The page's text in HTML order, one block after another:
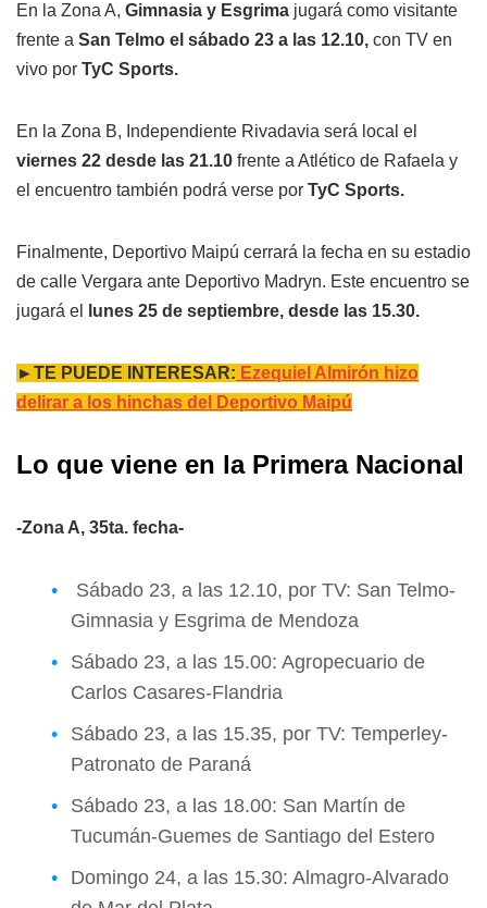
En la Zona A, Gimnasia y Esgrima jugará como visitante
frente a San Telmo el sábado 23 a las 12.10, con TV en
vivo por TyC Sports.
En la Zona B, Independiente Rivadavia será local el
viernes 22 desde las 21.10 frente a Atlético de Rafaela y
el encuentro también podrá verse por TyC Sports.
Finalmente, Deportivo Maipú cerrará la fecha en su estadio
de calle Vergara ante Deportivo Madryn. Este encuentro se
jugará el
lunes 25 de septiembre, desde las 15.30.
►TE PUEDE INTERESAR: Ezequiel Almirón hizo
delirar a los hinchas del Deportivo Maipú
Lo que viene en la Primera Nacional
-Zona A, 35ta. fecha-
Sábado 23, a las 12.10, por TV: San Telmo-
Gimnasia y Esgrima de Mendoza
Sábado 23, a las 15.00: Agropecuario de
Carlos Casares-Flandria
Sábado 23, a las 15.35, por TV: Temperley-
Patronato de Paraná
Sábado 23, a las 18.00: San Martín de
Tucumán-Guemes de Santiago del Estero
Domingo 24, a las 15.30: Almagro-Alvarado